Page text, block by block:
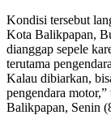
Kondisi tersebut
Kota Balikpapan,
dianggap sepele
terutama
Kalau dibiarkan,
pengendara
Balikpapan, Senin